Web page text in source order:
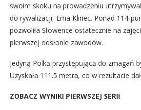
swoim skoku na prowadzeniu
do rywalizacji, Ema Klinec. Ponad 114-
pozwoliła Słowence ostatecznie na
pierwszej odsłonie zawodów.
Jedyną Polką przystępującą do zmagań
Uzyskała 111.5 metra, co w rezultacie
ZOBACZ WYNIKI PIERWSZEJ SERII